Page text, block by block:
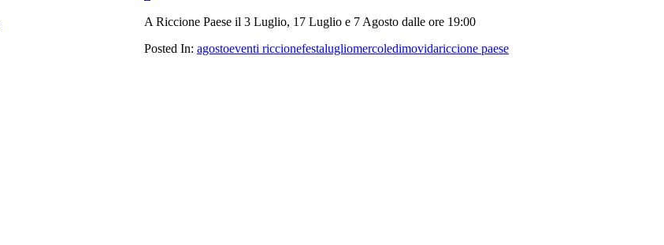
A Riccione Paese il 3 Luglio, 17 Luglio e 7 Agosto dalle ore 19:00
Posted In: agostoeventi riccionefestalugliomercoledimovidariccione paese